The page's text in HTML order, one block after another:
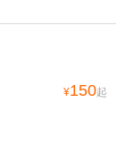
¥150起